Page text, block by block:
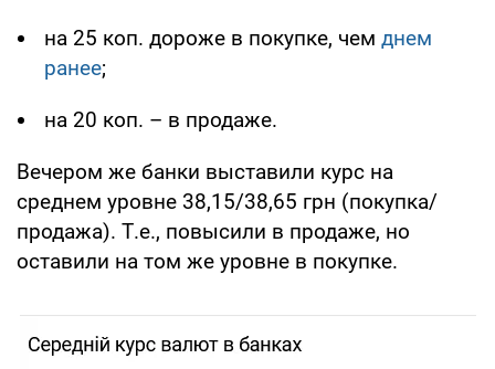
на 25 коп. дороже в покупке, чем днем
ранее;
на 20 коп. – в продаже.
Вечером же банки выставили курс на
среднем уровне 38,15/38,65 грн (покупка/
продажа). Т.е., повысили в продаже, но
оставили на том же уровне в покупке.